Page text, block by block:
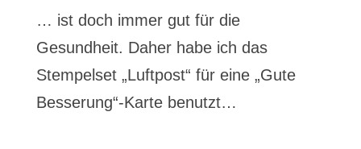
… ist doch immer gut für die
Gesundheit. Daher habe ich das
Stempelset „Luftpost“ für eine „Gute
Besserung“-Karte benutzt…